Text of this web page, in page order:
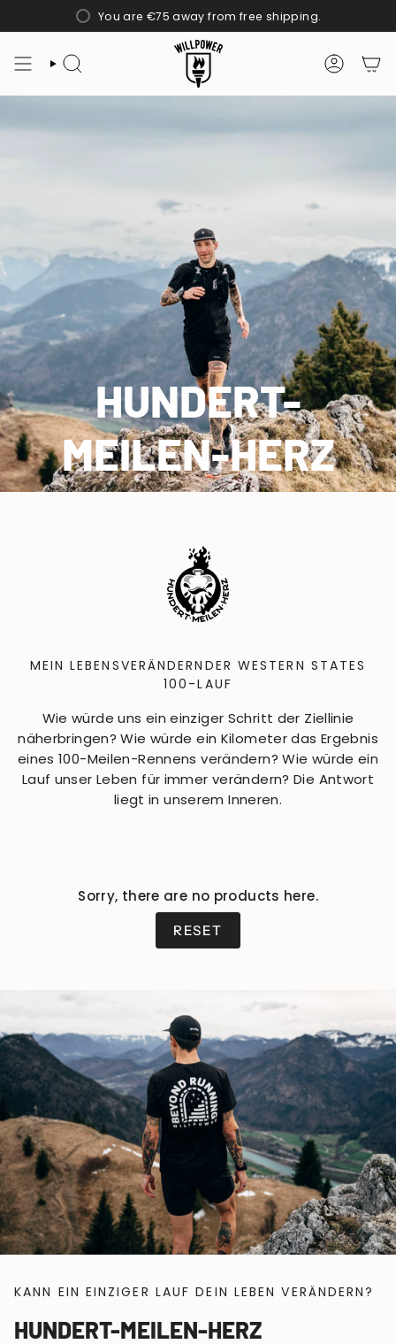
to
You are €75 away from free shipping.
SEARCH
HUNDERT-
MEILEN-HERZ
MEIN LEBENSVERÄNDERNDER WESTERN STATES
100-LAUF
Wie würde uns ein einziger Schritt der Ziellinie
näherbringen? Wie würde ein Kilometer das Ergebnis
eines 100-Meilen-Rennens verändern? Wie würde ein
Lauf unser Leben für immer verändern? Die Antwort
liegt in unserem Inneren.
Sorry, there are no products here.
RESET
KANN EIN EINZIGER LAUF DEIN LEBEN VERÄNDERN?
HUNDERT-MEILEN-HERZ